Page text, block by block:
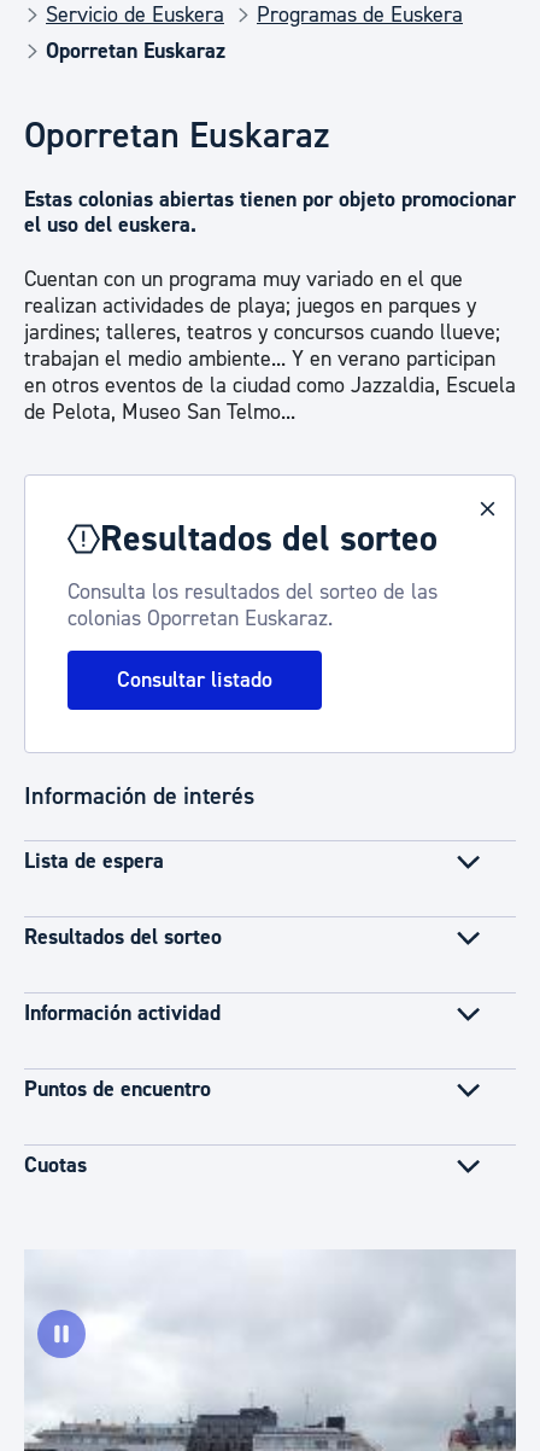
Servicio de Euskera
Programas de Euskera
Oporretan Euskaraz
Oporretan Euskaraz
Estas colonias abiertas tienen por objeto promocionar
el uso del euskera.
Cuentan con un programa muy variado en el que
realizan actividades de playa; juegos en parques y
jardines; talleres, teatros y concursos cuando llueve;
trabajan el medio ambiente... Y en verano participan
en otros eventos de la ciudad como Jazzaldia, Escuela
de Pelota, Museo San Telmo...
Resultados del sorteo
Consulta los resultados del sorteo de las
colonias Oporretan Euskaraz.
Consultar listado
Información de interés
Lista de espera
Resultados del sorteo
Información actividad
Puntos de encuentro
Cuotas